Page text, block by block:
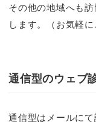
その他の地域へも
します。（お気軽に
通信型のウェブ
通信型はメールに